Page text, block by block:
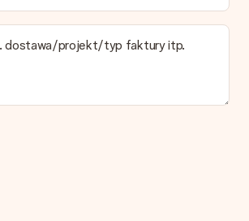
wysyłki.
lub przelew bankowy. W przypadku
- kwota musi zostać zaksięgowana,
do produkcji. Robiąc przelew, należy
Europejski.
dostawa/projekt/typ faktury itp.